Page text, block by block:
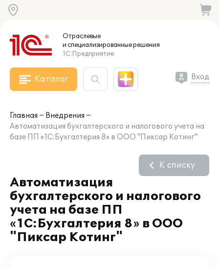
Отраслевые
и специализированныерешения
1С:Предприятие
Каталог Вход
Главная
Внедрения
Автоматизация бухгалтерского и налогового учета на
базе ПП «1С:Бухгалтерия 8» в ООО "Пиксар Котинг"
Автоматизация
бухгалтерского и налогового
учета на базе ПП
«1С:Бухгалтерия 8» в ООО
"Пиксар Котинг"
К списку